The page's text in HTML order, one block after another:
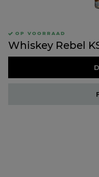
OP VOORRAAD
Whiskey Rebel